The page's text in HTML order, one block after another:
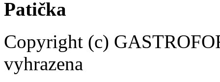
Patička
Copyright (c)
vyhrazena